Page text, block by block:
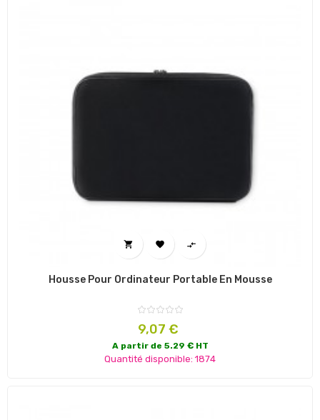
  
Housse Pour Ordinateur Portable En Mousse
Prix
9,07 €
A partir de 5.29 € HT
Quantité disponible: 1874